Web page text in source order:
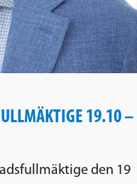
19.10 –
den 19